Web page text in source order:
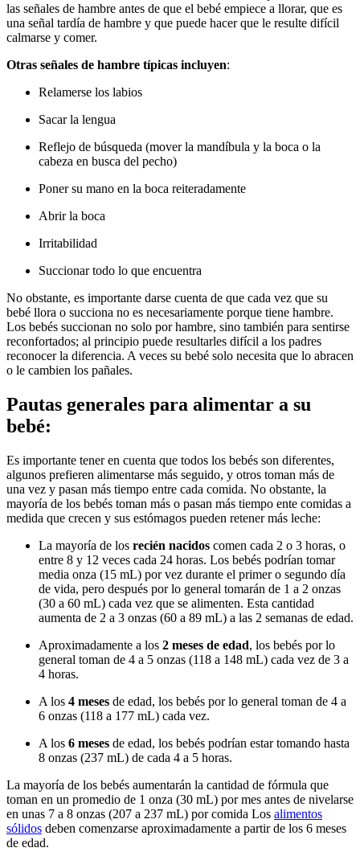
las señales de hambre antes de que el bebé empiece a llorar, que es
una señal tardía de hambre y que puede hacer que le resulte difícil
calmarse y comer.
Otras señales de hambre típicas incluyen:
Relamerse los labios
Sacar la lengua
Reflejo de búsqueda (mover la mandíbula y la boca o la
cabeza en busca del pecho)
Poner su mano en la boca reiteradamente
Abrir la boca
Irritabilidad
Succionar todo lo que encuentra
No obstante, es importante darse cuenta de que cada vez que su
bebé llora o succiona no es necesariamente porque tiene hambre.
Los bebés succionan no solo por hambre, sino también para sentirse
reconfortados; al principio puede resultarles difícil a los padres
reconocer la diferencia. A veces su bebé solo necesita que lo abracen
o le cambien los pañales.
Pautas generales para alimentar a su
bebé:
Es importante tener en cuenta que todos los bebés son diferentes,
algunos prefieren alimentarse más seguido, y otros toman más de
una vez y pasan más tiempo entre cada comida. No obstante, la
mayoría de los bebés toman más o pasan más tiempo ente comidas a
medida que crecen y sus estómagos pueden retener más leche:
La mayoría de los recién nacidos comen cada 2 o 3 horas, o
entre 8 y 12 veces cada 24 horas. Los bebés podrían tomar
media onza (15 mL) por vez durante el primer o segundo día
de vida, pero después por lo general tomarán de 1 a 2 onzas
(30 a 60 mL) cada vez que se alimenten. Esta cantidad
aumenta de 2 a 3 onzas (60 a 89 mL) a las 2 semanas de edad.
Aproximadamente a los 2 meses de edad, los bebés por lo
general toman de 4 a 5 onzas (118 a 148 mL) cada vez de 3 a
4 horas.
A los 4 meses de edad, los bebés por lo general toman de 4 a
6 onzas (118 a 177 mL) cada vez.
A los 6 meses de edad, los bebés podrían estar tomando hasta
8 onzas (237 mL) de cada 4 a 5 horas.
La mayoría de los bebés aumentarán la cantidad de fórmula que
toman en un promedio de 1 onza (30 mL) por mes antes de nivelarse
en unas 7 a 8 onzas (207 a 237 mL) por comida Los alimentos
sólidos deben comenzarse aproximadamente a partir de los 6 meses
de edad.